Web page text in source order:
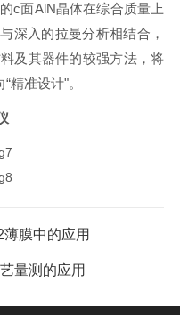
c面AlN晶体在综合质量上
深入的拉曼分析相结合，
及其器件的较强方法，将
精准设计"。
膜中的应用
量测的应用